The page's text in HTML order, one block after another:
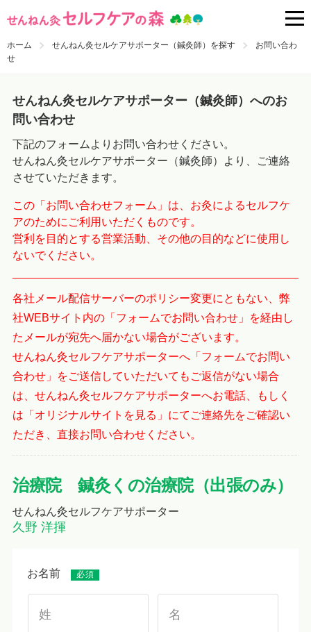
ホーム せんねん灸セルケアサポーター（鍼灸師）を探す
お問い合わ
せ
せんねん灸セルケアサポーター（鍼灸師）へのお
問い合わせ
下記のフォームよりお問い合わせください。
せんねん灸セルケアサポーター（鍼灸師）より、ご連絡
させていただきます。
この「お問い合わせフォーム」は、お灸によるセルフケ
アのためにご利用いただくものです。
営利を目的とする営業活動、その他の目的などに使用し
ないでください。
各社メール配信サーバーのポリシー変更にともない、弊
社WEBサイト内の「フォームでお問い合わせ」を経由し
たメールが宛先へ届かない場合がございます。
せんねん灸セルフケアサポーターへ「フォームでお問い
合わせ」をご送信していただいてもご返信がない場合
は、せんねん灸セルフケアサポーターへお電話、もしく
は「オリジナルサイトを見る」にてご連絡先をご確認い
ただき、直接お問い合わせください。
治療院 鍼灸くの治療院（出張のみ）
せんねん灸セルフケアサポーター
久野 洋揮
お名前 必須